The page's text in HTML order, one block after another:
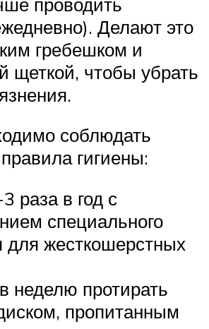
Делают это
гребешком и
щеткой, чтобы убрать
соблюдать
гигиены:
раза в год с
специального
жесткошерстных
неделю протирать
пропитанным